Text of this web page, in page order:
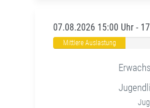
07.08.2026 15:00 Uhr -
Mittlere Auslastung